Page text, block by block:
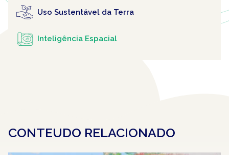
Uso Sustentável da Terra
Inteligência Espacial
CONTEUDO RELACIONADO